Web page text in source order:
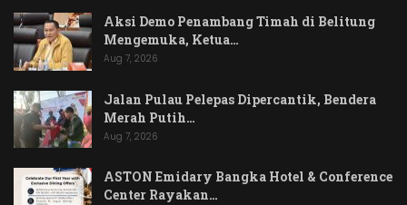
Aksi Demo Penambang Timah di Belitung
Mengemuka, Ketua…
Aug 7, 2026
Jalan Pulau Pelepas Dipercantik, Bendera
Merah Putih…
Aug 7, 2026
ASTON Emidary Bangka Hotel & Conference
Center Rayakan…